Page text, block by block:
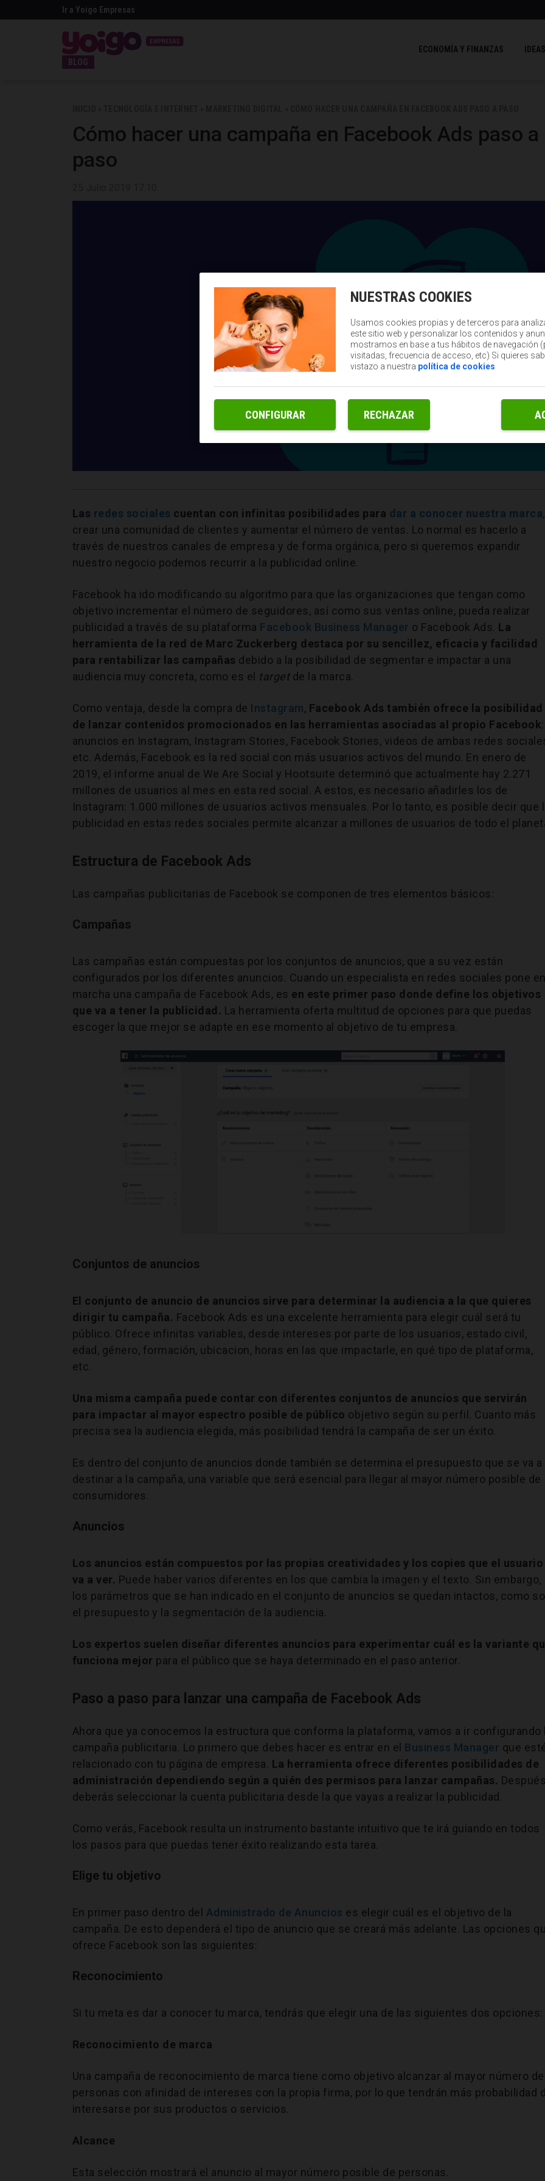
Ir a Yoigo Empresas
BLOG
ECONOMÍA Y FINANZAS
Cómo hacer una campaña en Facebook Ads paso a
paso
Las redes sociales cuentan con infinitas posibilidades para dar a conocer nuestra marca,
crear una comunidad de clientes y aumentar el número de ventas. Lo normal es hacerlo a
través de nuestros canales de empresa y de forma orgánica, pero si queremos expandir
nuestro negocio podemos recurrir a la publicidad online.
Facebook ha ido modificando su algoritmo para que las organizaciones que tengan como
objetivo incrementar el número de seguidores, así como sus ventas online, pueda realizar
publicidad a través de su plataforma Facebook Business Manager o Facebook Ads. La
herramienta de la red de Marc Zuckerberg destaca por su sencillez, eficacia y facilidad
para rentabilizar las campañas debido a la posibilidad de segmentar e impactar a una
audiencia muy concreta, como es el
target de la marca.
Como ventaja, desde la compra de Instagram, Facebook Ads también ofrece la posibilidad
de lanzar contenidos promocionados en las herramientas asociadas al propio Facebook:
anuncios en Instagram, Instagram Stories, Facebook Stories, videos de ambas redes
etc. Además, Facebook es la red social con más usuarios activos del mundo. En enero de
2019, el informe anual de We Are Social y Hootsuite determinó que actualmente hay 2.271
millones de usuarios al mes en esta red social. A estos, es necesario añadirles los de
Instagram: 1.000 millones de usuarios activos mensuales. Por lo tanto, es posible decir que
publicidad en estas redes sociales permite alcanzar a millones de usuarios de todo el
Estructura de Facebook Ads
Las campañas publicitarias de Facebook se componen de tres elementos básicos:
Campañas
Las campañas están compuestas por los conjuntos de anuncios, que a su vez están
configurados por los diferentes anuncios. Cuando un especialista en redes sociales pone
marcha una campaña de Facebook Ads, es en este primer paso donde define los objetivos
que va a tener la publicidad. La herramienta oferta multitud de opciones para que puedas
escoger la que mejor se adapte en ese momento al objetivo de tu empresa.
Conjuntos de anuncios
El conjunto de anuncio de anuncios sirve para determinar la audiencia a la que quieres
dirigir tu campaña. Facebook Ads es una excelente herramienta para elegir cuál será tu
público. Ofrece infinitas variables, desde intereses por parte de los usuarios, estado civil,
edad, género, formación, ubicacion, horas en las que impactarle, en qué tipo de plataforma,
etc.
Una misma campaña puede contar con diferentes conjuntos de anuncios que servirán
para impactar al mayor espectro posible de público objetivo según su perfil. Cuanto más
precisa sea la audiencia elegida, más posibilidad tendrá la campaña de ser un éxito.
Es dentro del conjunto de anuncios donde también se determina el presupuesto que se va a
destinar a la campaña, una variable que será esencial para llegar al mayor número posible de
consumidores.
Anuncios
Los anuncios están compuestos por las propias creatividades y los copies que el usuario
va a ver. Puede haber varios diferentes en los que cambia la imagen y el texto. Sin embargo,
los parámetros que se han indicado en el conjunto de anuncios se quedan intactos, como
el presupuesto y la segmentación de la audiencia.
Los expertos suelen diseñar diferentes anuncios para experimentar cuál es la variante
funciona mejor para el público que se haya determinado en el paso anterior.
Paso a paso para lanzar una campaña de Facebook Ads
Ahora que ya conocemos la estructura que conforma la plataforma, vamos a ir configurando
campaña publicitaria. Lo primero que debes hacer es entrar en el Business Manager que
relacionado con tu página de empresa. La herramienta ofrece diferentes posibilidades de
administración dependiendo según a quién des permisos para lanzar campañas.
deberás seleccionar la cuenta publicitaria desde la que vayas a realizar la publicidad.
Como verás, Facebook resulta un instrumento bastante intuitivo que te irá guiando en todos
los pasos para que puedas tener éxito realizando esta tarea.
Elige tu objetivo
En primer paso dentro del Administrado de Anuncios es elegir cuál es el objetivo de la
campaña. De esto dependerá el tipo de anuncio que se creará más adelante. Las opciones
ofrece Facebook son las siguientes:
Reconocimiento
Si tu meta es dar a conocer tu marca, tendrás que elegir una de las siguientes dos opciones:
Reconocimiento de marca
Una campaña de reconocimiento de marca tiene como objetivo alcanzar al mayor número de
personas con afinidad de intereses con la propia firma, por lo que tendrán más probabilidad
interesarse por sus productos o servicios.
Alcance
Esta selección mostrará el anuncio al mayor número posible de personas.
NUESTRAS COOKIES
Usamos cookies propias y de terceros para
este sitio web y personalizar los contenidos y
mostramos en base a tus hábitos de navegación
visitadas, frecuencia de acceso, etc) Si quieres
vistazo a nuestra política de cookies
RECHAZAR
CONFIGURAR